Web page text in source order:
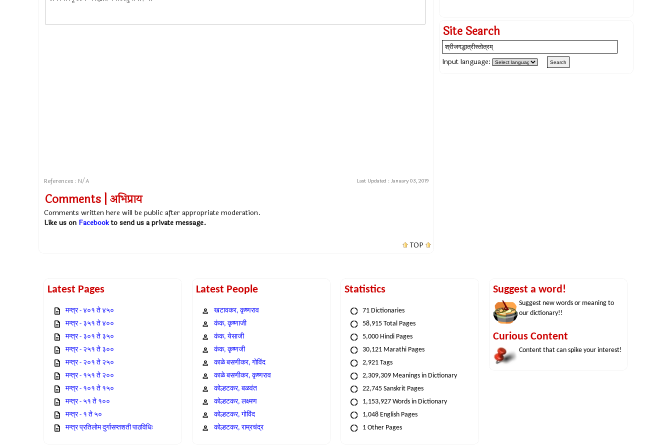
References : N/A Last Updated : January 03, 2019
Comments | अभिप्राय
Comments written here will be public after appropriate moderation.
Like us on Facebookto send us a private message.
TOP
Site Search
Input language:
Latest Pages
मन्त्र - ४०१ ते ४५०
मन्त्र - ३५१ ते ४००
मन्त्र - ३०१ ते ३५०
मन्त्र - २५१ ते ३००
मन्त्र - २०१ ते २५०
मन्त्र - १५१ ते २००
मन्त्र - १०१ ते १५०
मन्त्र - ५१ ते १००
मन्त्र - १ ते ५०
मन्त्र प्रतिलोम दुर्गासप्तशती पाठविधिः
Latest People
खटावकर, कृष्णराव
कंक, कृष्णाजी
कंक, येसाजी
कंक, कृष्णजी
काळे बसणीकर, गोविंद
काळे बसणीकर, कृष्णराव
कोल्हटकर, बळवंत
कोल्हटकर, लक्ष्मण
कोल्हटकर, गोविंद
कोल्हटकर, राम्रचंद्र
Statistics
71 Dictionaries
58,915 Total Pages
5,000 Hindi Pages
30,121 Marathi Pages
2,921 Tags
2,309,309 Meanings in Dictionary
22,745 Sanskrit Pages
1,153,927 Words in Dictionary
1,048 English Pages
1 Other Pages
Suggest a word!
Suggest new words or meaning to
our dictionary!!
Curious Content
Content that can spike your interest!